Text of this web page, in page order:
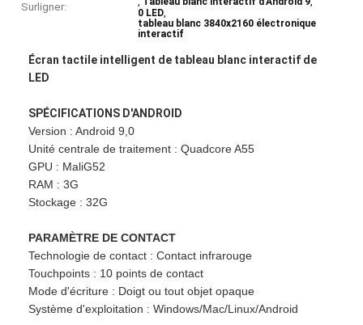
Surligner: 0 LED,
tableau blanc 3840x2160 électronique
interactif
Écran tactile intelligent de tableau blanc interactif de
LED
SPÉCIFICATIONS D'ANDROID
Version : Android 9,0
Unité centrale de traitement : Quadcore A55
GPU : MaliG52
RAM : 3G
Stockage : 32G
PARAMÈTRE DE CONTACT
Technologie de contact : Contact infrarouge
Touchpoints : 10 points de contact
Mode d'écriture : Doigt ou tout objet opaque
Système d'exploitation : Windows/Mac/Linux/Android